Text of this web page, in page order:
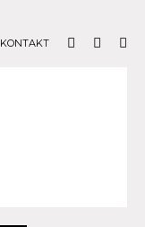
KONTAKT